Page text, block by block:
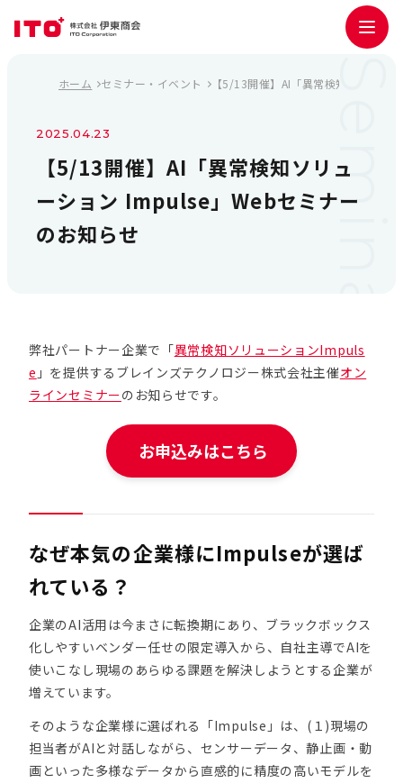
ホーム セミナー・イベント 【5/13開催】AI「異常検知ソリュー
Seminar Detail
2025.04.23
【5/13開催】AI「異常検知ソリュ
ーション Impulse」Webセミナー
のお知らせ
弊社パートナー企業で「異常検知ソリューションImpuls
e 」を提供するブレインズテクノロジー株式会社主催オン
ラインセミナーのお知らせです。
お申込みはこちら
なぜ本気の企業様にImpulseが選ば
れている？
企業のAI活用は今まさに転換期にあり、ブラックボックス
化しやすいベンダー任せの限定導入から、自社主導でAIを
使いこなし現場のあらゆる課題を解決しようとする企業が
増えています。
そのような企業様に選ばれる「Impulse」は、(１)現場の
担当者がAIと対話しながら、センサーデータ、静止画・動
画といった多様なデータから直感的に精度の高いモデルを